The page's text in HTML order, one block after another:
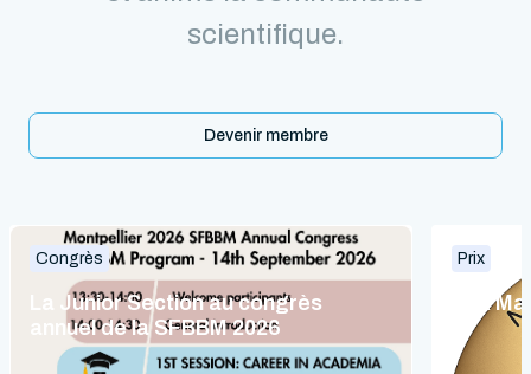
scientifique.
Devenir membre
Congrès
La Junior Section au congrès
annuel de la SFBBM 2026
Prix
Prix